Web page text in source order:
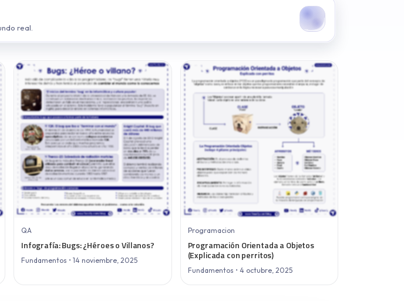
real.
QA
Infografía: Bugs: ¿Héroes o Villanos?
Fundamentos • 14 noviembre, 2025
Programacion
Programación Orientada a Objetos
(Explicada con perritos)
Fundamentos • 4 octubre, 2025